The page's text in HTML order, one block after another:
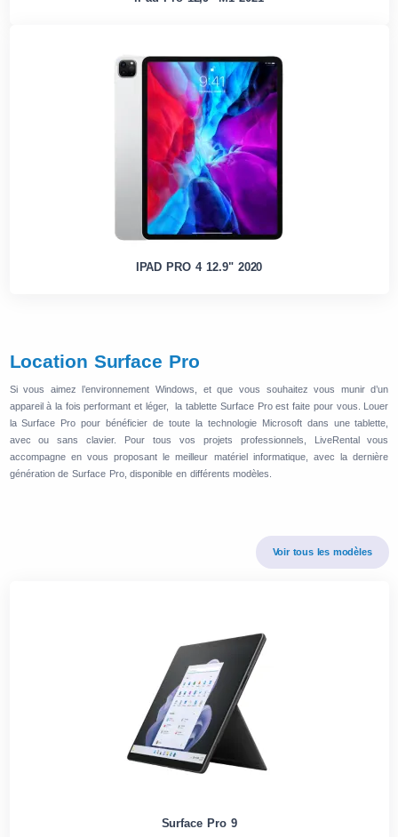
IPAD PRO 4 12.9" 2020
Location Surface Pro
Si vous aimez l’environnement Windows, et que vous souhaitez vous munir d’un
appareil à la fois performant et léger, la tablette Surface Pro est faite pour vous. Louer
la Surface Pro pour bénéficier de toute la technologie Microsoft dans une tablette,
avec ou sans clavier. Pour tous vos projets professionnels, LiveRental vous
accompagne en vous proposant le meilleur matériel informatique, avec la dernière
génération de Surface Pro, disponible en différents modèles.
Voir tous les modèles
Surface Pro 9